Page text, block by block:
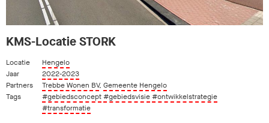
KMS-Locatie STORK
Locatie
Hengelo
Jaar
2022-2023
Partners
Trebbe Wonen BV, Gemeente Hengelo
Tags
#gebiedsconcept#gebiedsvisie#ontwikkelstrategie
#transformatie